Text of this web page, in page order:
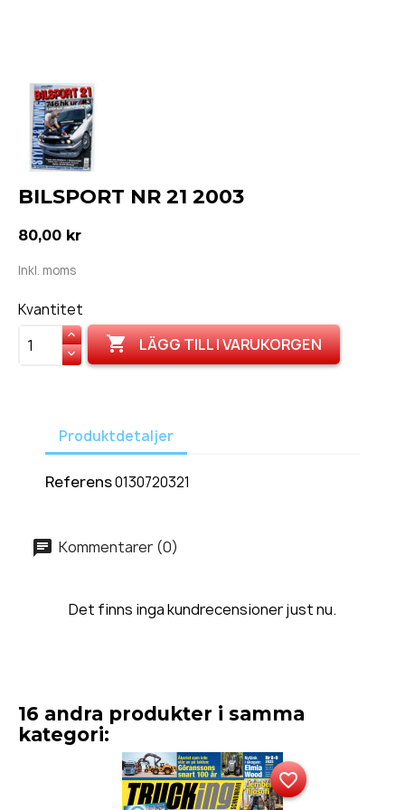
BILSPORT NR 21 2003
80,00 kr
Inkl. moms
Kvantitet
 LÄGG TILL I VARUKORGEN
Produktdetaljer
Referens0130720321
Kommentarer (0)
Det finns inga kundrecensioner just nu.
16 andra produkter i samma
kategori:
favorite_border